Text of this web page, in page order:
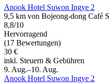
Anook Hotel Suwon Ingye 2
9,5 km von Bojeong-dong Café
8,8/10
Hervorragend
(17 Bewertungen)
30 €
inkl. Steuern & Gebühren
9. Aug.–10. Aug.
Anook Hotel Suwon Ingye 2